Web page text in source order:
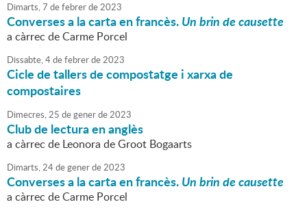
Dimarts,7 defebrerde2023
Converses a la carta en francès.Un brin de causette
a càrrec de Carme Porcel
Dissabte,4defebrerde2023
Cicle de tallers de compostatge i xarxa de
compostaires
Dimecres,25 degenerde2023
Club de lectura en anglès
a càrrec de Leonora de Groot Bogaarts
Dimarts,24degenerde2023
Converses a la carta en francès.Un brin de causette
a càrrec de Carme Porcel